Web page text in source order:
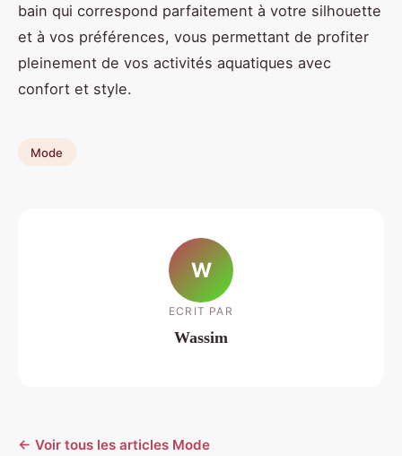
bain qui correspond parfaitement à votre silhouette
et à vos préférences, vous permettant de profiter
pleinement de vos activités aquatiques avec
confort et style.
Mode
W
ECRIT PAR
Wassim
← Voir tous les articles Mode